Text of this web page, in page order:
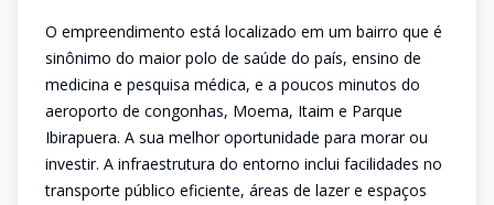
O empreendimento está localizado em um bairro que é
sinônimo do maior polo de saúde do país, ensino de
medicina e pesquisa médica, e a poucos minutos do
aeroporto de congonhas, Moema, Itaim e Parque
Ibirapuera. A sua melhor oportunidade para morar ou
investir. A infraestrutura do entorno inclui facilidades no
transporte público eficiente, áreas de lazer e espaços